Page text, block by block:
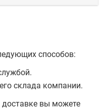
способов:
склада компании.
вы можете